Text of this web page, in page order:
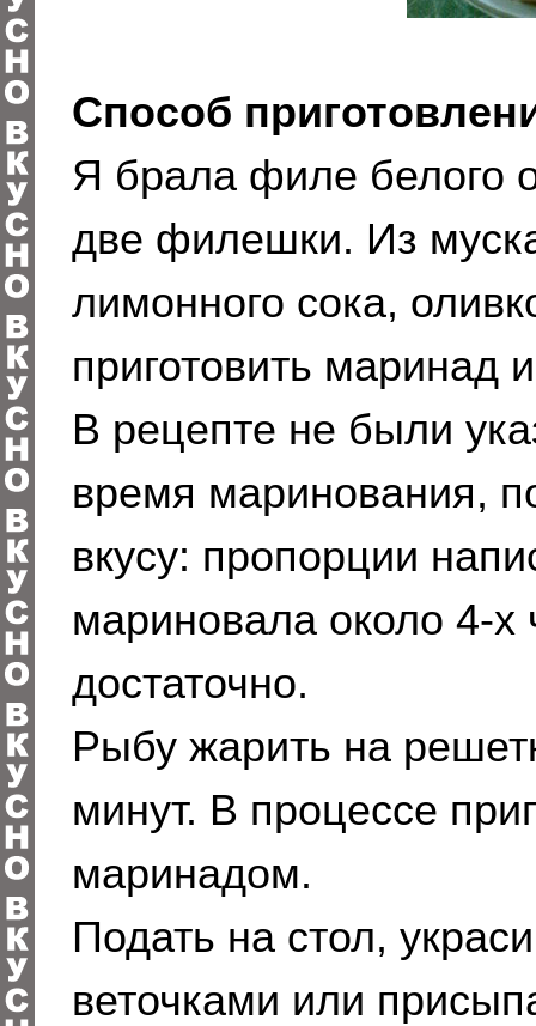
Способ
Я брала филе белого
две филешки. Из
лимонного сока,
приготовить маринад
В рецепте не были
время маринования,
вкусу: пропорции
мариновала около 4-х
достаточно.
Рыбу жарить на
минут. В процессе
маринадом.
Подать на стол,
веточками или